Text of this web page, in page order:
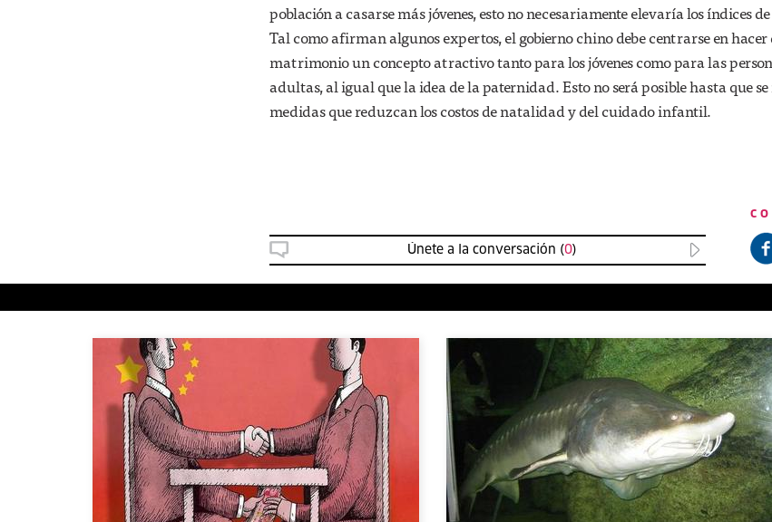
población a casarse más jóvenes, esto no necesariamente elevaría los índices
Tal como afirman algunos expertos, el gobierno chino debe centrarse en hacer
matrimonio un concepto atractivo tanto para los jóvenes como para las
adultas, al igual que la idea de la paternidad. Esto no será posible hasta que
medidas que reduzcan los costos de natalidad y del cuidado infantil.
Únete a la conversación (0)